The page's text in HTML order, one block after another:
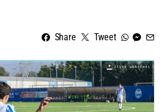
Share Tweet